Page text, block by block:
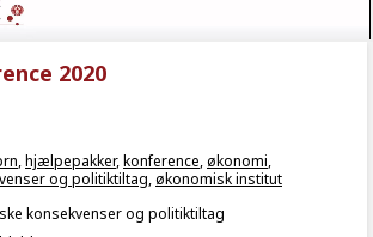
2020
,hjælpepakker,konference,økonomi,
og politiktiltag,økonomisk institut
konsekvenser og politiktiltag